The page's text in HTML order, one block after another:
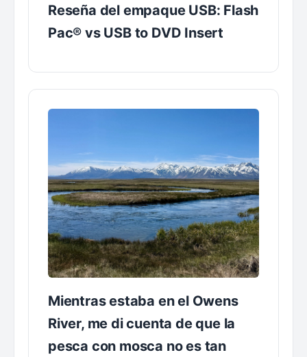
Reseña del empaque USB: Flash
Pac® vs USB to DVD Insert
Mientras estaba en el Owens
River, me di cuenta de que la
pesca con mosca no es tan